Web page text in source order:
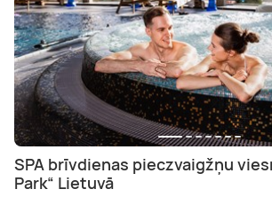
SPA brīvdienas pieczvaigžņu
Park“ Lietuvā